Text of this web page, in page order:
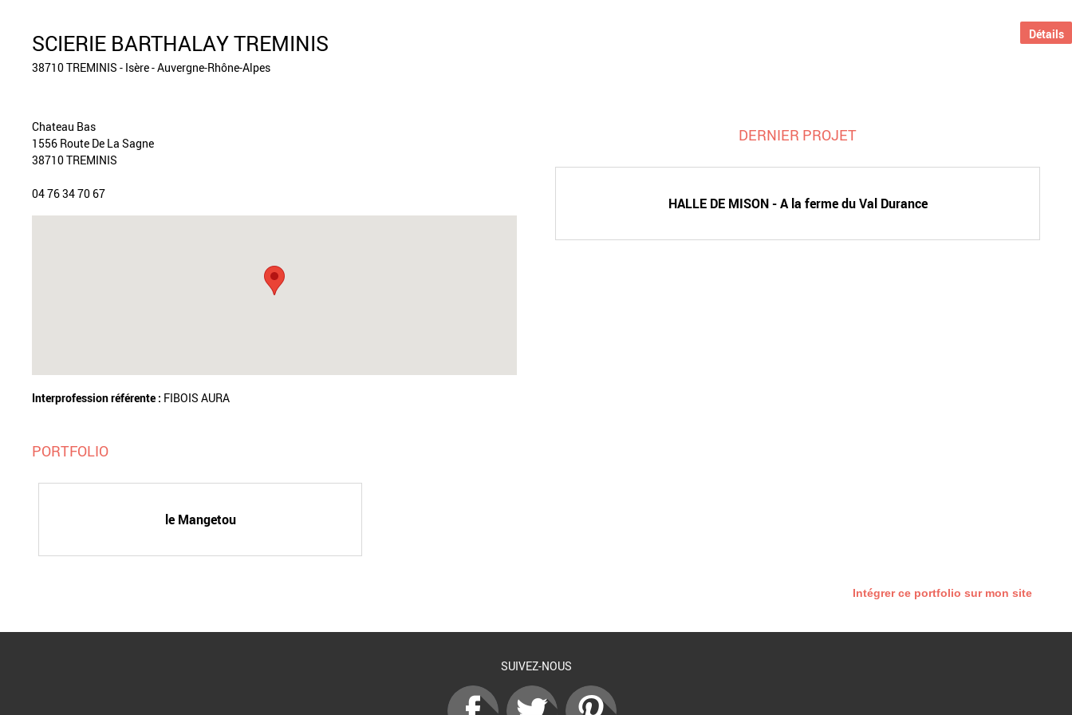
SCIERIE BARTHALAY TREMINIS
38710 TREMINIS - Isère - Auvergne-Rhône-Alpes
Chateau Bas
1556 Route De La Sagne
38710 TREMINIS
04 76 34 70 67
Interprofession référente : FIBOIS AURA
DERNIER PROJET
HALLE DE MISON - A la ferme du Val Durance
Détails
PORTFOLIO
le Mangetou
Intégrer ce portfolio sur mon site
SUIVEZ-NOUS